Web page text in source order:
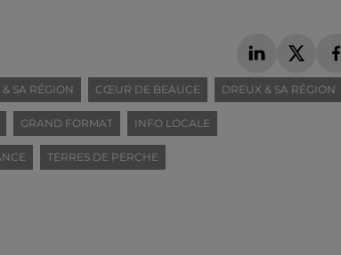
SA RÉGION CŒUR DE BEAUCE DREUX & SA RÉGION
GRAND FORMAT INFO LOCALE
TERRES DE PERCHE